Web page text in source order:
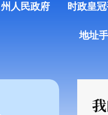
州人民政府 时政皇
地址